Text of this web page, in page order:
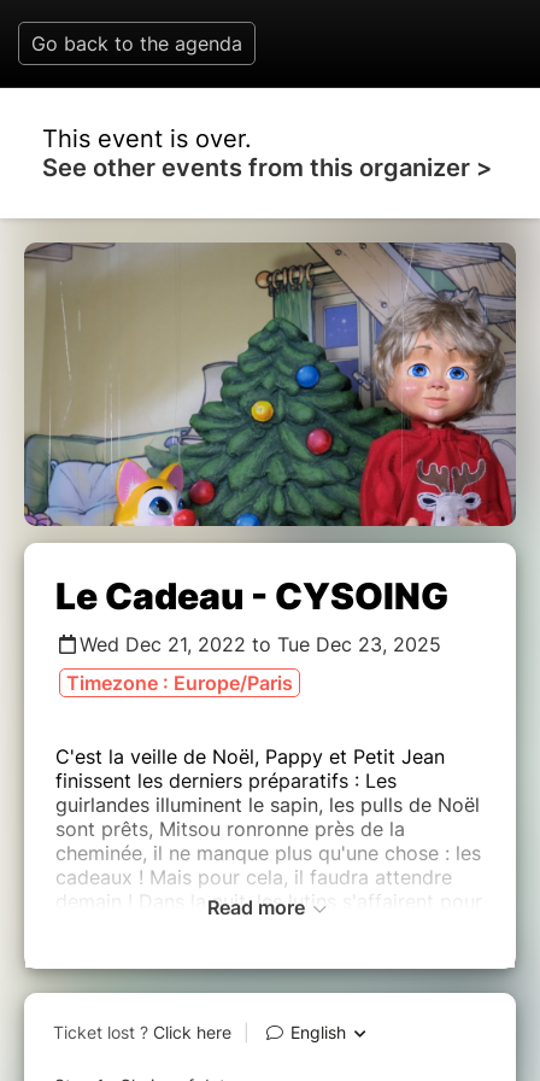
Go back to the agenda
This event is over.
See other events from this organizer >
Le Cadeau - CYSOING
Wed Dec 21, 2022 to Tue Dec 23, 2025
Timezone : Europe/Paris
C'est la veille de Noël, Pappy et Petit Jean
finissent les derniers préparatifs : Les
guirlandes illuminent le sapin, les pulls de Noël
sont prêts, Mitsou ronronne près de la
cheminée, il ne manque plus qu'une chose : les
cadeaux ! Mais pour cela, il faudra attendre
demain ! Dans la nuit, les lutins s'affairent pour
pied du sapin avant que les enfants ne se
réveillent !
Read more